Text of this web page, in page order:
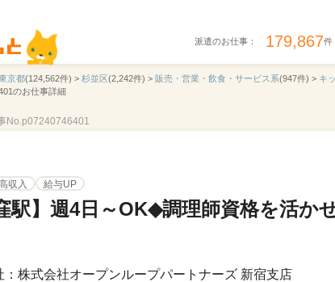
派遣のお仕事： 179,867件
京都(124,562件) > 杉並区(2,242件) > 販売・営業・飲食・サービス系(947件) > キ
のお仕事詳細
No.p07240746401
収入 給与UP
駅】週4日～OK◆調理師資格を活か
：株式会社オープンループパートナーズ 新宿支店